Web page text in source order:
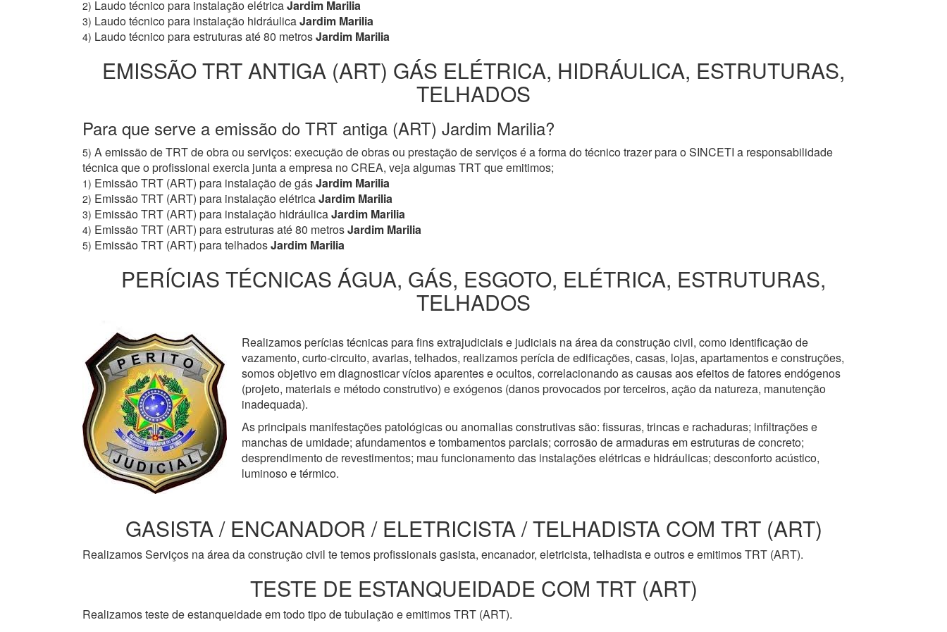
2) Laudo técnico para instalação elétricaJardim Marilia
3) Laudo técnico para instalação hidráulicaJardim Marilia
4) Laudo técnico para estruturas até 80 metrosJardim Marilia
EMISSÃO TRT ANTIGA (ART) GÁS ELÉTRICA, HIDRÁULICA, ESTRUTURAS,
TELHADOS
Para que serve a emissão do TRT antiga (ART) Jardim Marilia?
5) A emissão de TRT de obra ou serviços: execução de obras ou prestação de serviços é a forma do técnico trazer para o SINCETI a responsabilidade
técnica que o profissional exercia junta a empresa no CREA, veja algumas TRT que emitimos;
1) Emissão TRT (ART) para instalação de gásJardim Marilia
2) Emissão TRT (ART) para instalação elétricaJardim Marilia
3) Emissão TRT (ART) para instalação hidráulicaJardim Marilia
4) Emissão TRT (ART) para estruturas até 80 metrosJardim Marilia
5) Emissão TRT (ART) para telhadosJardim Marilia
PERÍCIAS TÉCNICAS ÁGUA, GÁS, ESGOTO, ELÉTRICA, ESTRUTURAS,
TELHADOS
Realizamos perícias técnicas para fins extrajudiciais e judiciais na área da construção civil, como identificação de
vazamento, curto-circuito, avarias, telhados, realizamos perícia de edificações, casas, lojas, apartamentos e construções,
somos objetivo em diagnosticar vícios aparentes e ocultos, correlacionando as causas aos efeitos de fatores endógenos
(projeto, materiais e método construtivo) e exógenos (danos provocados por terceiros, ação da natureza, manutenção
inadequada).
As principais manifestações patológicas ou anomalias construtivas são: fissuras, trincas e rachaduras; infiltrações e
manchas de umidade; afundamentos e tombamentos parciais; corrosão de armaduras em estruturas de concreto;
desprendimento de revestimentos; mau funcionamento das instalações elétricas e hidráulicas; desconforto acústico,
luminoso e térmico.
GASISTA / ENCANADOR / ELETRICISTA / TELHADISTA COM TRT (ART)
Realizamos Serviços na área da construção civil te temos profissionais gasista, encanador, eletricista, telhadista e outros e emitimos TRT (ART).
TESTE DE ESTANQUEIDADE COM TRT (ART)
Realizamos teste de estanqueidade em todo tipo de tubulação e emitimos TRT (ART).